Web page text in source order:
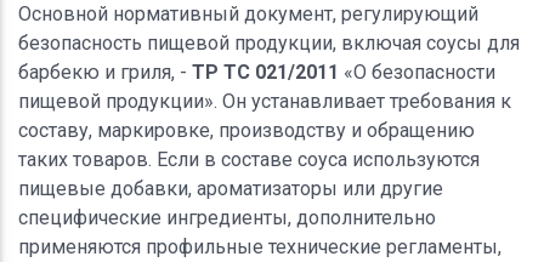
Основной нормативный документ, регулирующий
безопасность пищевой продукции, включая соусы для
барбекю и гриля, - ТР ТС 021/2011 «О безопасности
пищевой продукции». Он устанавливает требования к
составу, маркировке, производству и обращению
таких товаров. Если в составе соуса используются
пищевые добавки, ароматизаторы или другие
специфические ингредиенты, дополнительно
применяются профильные технические регламенты,